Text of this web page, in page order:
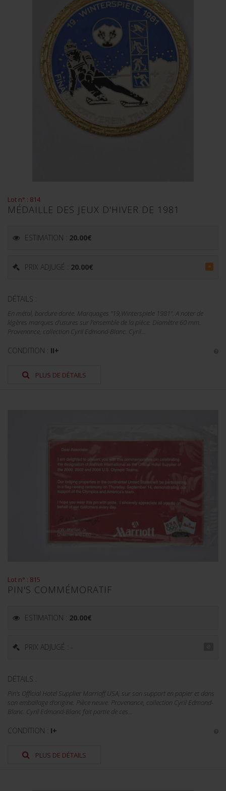
Lot n° : 814
MÉDAILLE DES JEUX D'HIVER DE 1981
ESTIMATION : 20.00€
PRIX ADJUGÉ : 20.00€ =
DÉTAILS :
En métal, bordure dorée. Marquages "19,Winterspiele 1981". A noter de
légères marques d'usures sur l'ensemble de la pièce. Diamètre 60 mm.
Provenance, collection Cyril Edmond-Blanc. Cyril...
CONDITION : II+
PLUS DE DÉTAILS
Lot n° : 815
PIN'S COMMÉMORATIF
ESTIMATION : 20.00€
PRIX ADJUGÉ : -
DÉTAILS :
Pin's Official Hotel Supplier Marrioff USA, sur son support en papier et dans
son emballage d'origine. Pièce neuve. Provenance, collection Cyril Edmond-
Blanc. Cyril Edmond-Blanc fait partie de ces...
CONDITION : I+
PLUS DE DÉTAILS